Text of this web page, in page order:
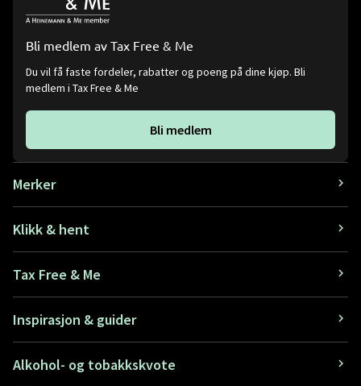
Bli medlem av Tax Free & Me
Du vil få faste fordeler, rabatter og poeng på dine kjøp. Bli
medlem i Tax Free & Me
Bli medlem
Merker
Klikk & hent
Tax Free & Me
Inspirasjon & guider
Alkohol- og tobakkskvote